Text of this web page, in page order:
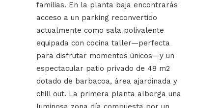
familias. En la planta baja encontrarás
acceso a un parking reconvertido
actualmente como sala polivalente
equipada con cocina taller—perfecta
para disfrutar momentos únicos—y un
espectacular patio privado de 48 m2
dotado de barbacoa, área ajardinada y
chill out. La primera planta alberga una